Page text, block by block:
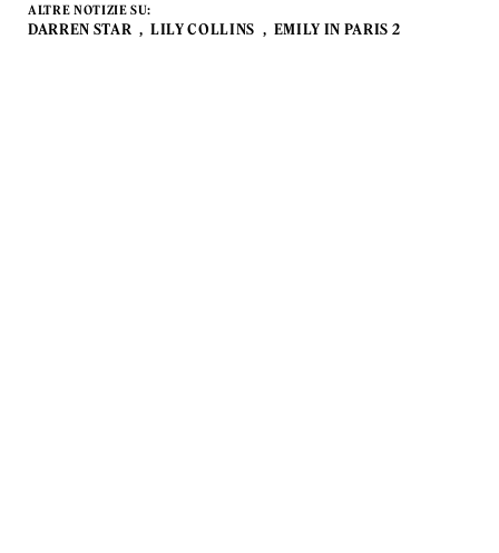
ALTRE NOTIZIE SU:
DARREN STAR LILY COLLINS EMILY IN PARIS 2